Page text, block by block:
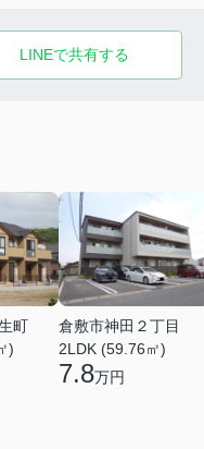
LINEで共有する
町
)
倉敷市神田２丁目
2LDK (59.76㎡)
7.8万円